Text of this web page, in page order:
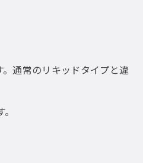
通常のリキッドタイプと違